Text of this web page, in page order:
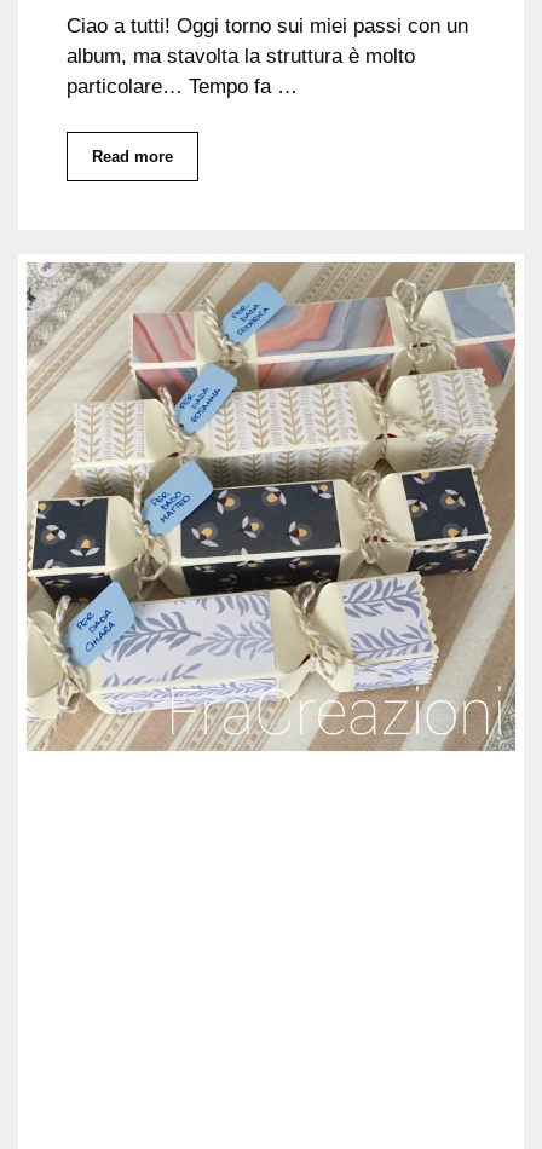
Ciao a tutti! Oggi torno sui miei passi con un
album, ma stavolta la struttura è molto
particolare… Tempo fa …
Read more